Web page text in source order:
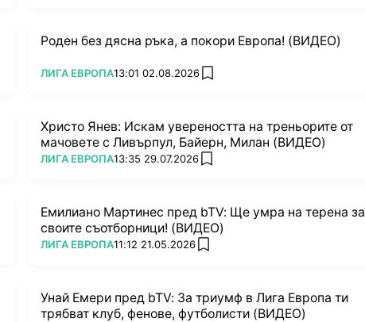
Роден без дясна ръка, а покори Европа! (ВИДЕО)
ПОВЕЧЕ ОТ
ЛИГА ЕВРОПА13:01 02.08.2026 add favorites
Христо Янев: Искам увереността на треньорите от
мачовете с Ливърпул, Байерн, Милан (ВИДЕО)
ПОВЕЧЕ ОТ
ЛИГА ЕВРОПА13:35 29.07.2026 add favorites
Емилиано Мартинес пред bTV: Ще умра на терена за
своите съотборници! (ВИДЕО)
ПОВЕЧЕ ОТ
ЛИГА ЕВРОПА11:12 21.05.2026 add favorites
Унай Емери пред bTV: За триумф в Лига Европа ти
трябват клуб, фенове, футболисти (ВИДЕО)